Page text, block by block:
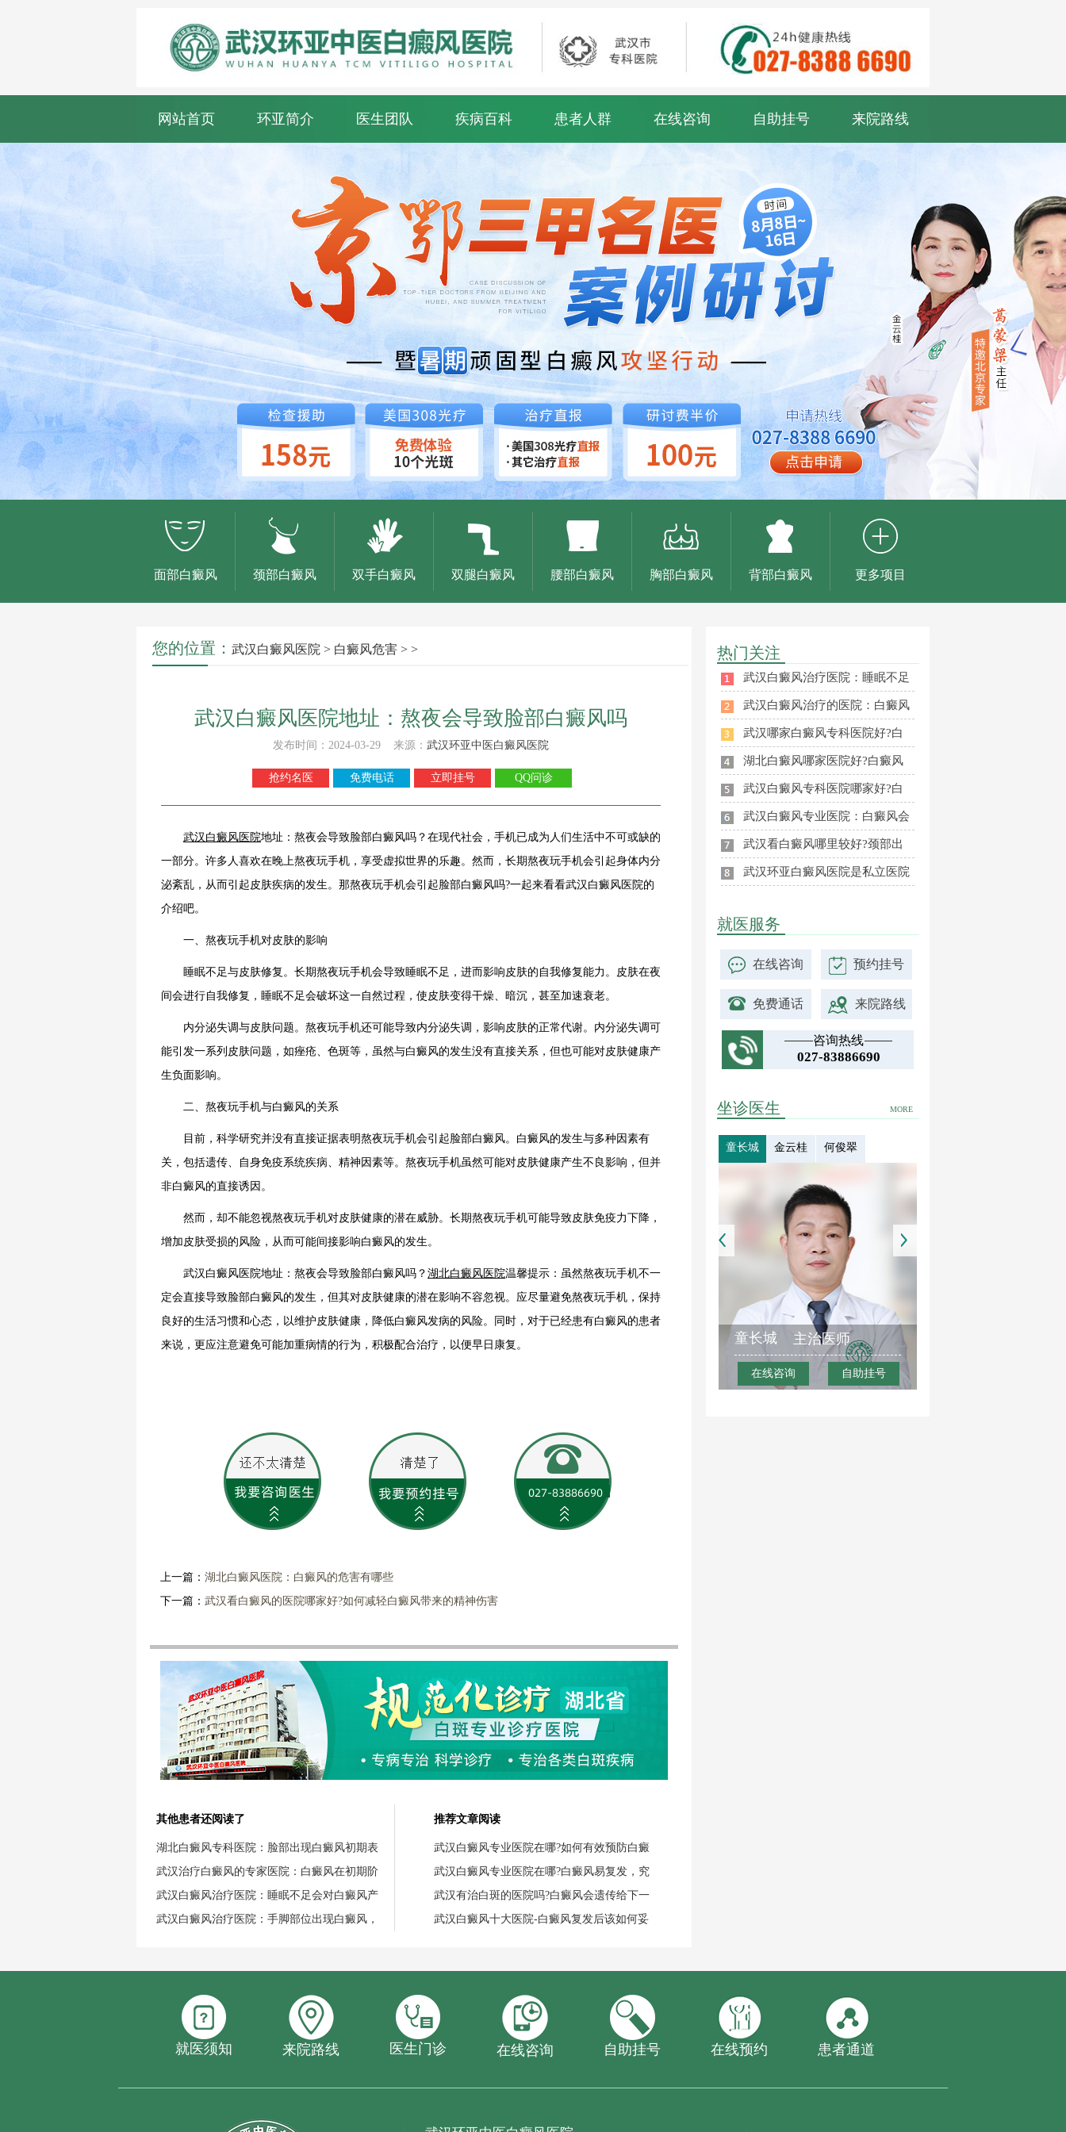
网站首页 环亚简介 医生团队 疾病百科 患者人群 在线咨询 自助挂号 来院路线
面部白癜风 颈部白癜风 双手白癜风 双腿白癜风 腰部白癜风 胸部白癜风 背部白癜风 更多项目
您的位置： 武汉白癜风医院 > 白癜风危害 > >
武汉白癜风医院地址：熬夜会导致脸部白癜风吗
发布时间：2024-03-29 来源： 武汉环亚中医白癜风医院
抢约名医 免费电话 立即挂号 QQ问诊
武汉白癜风医院地址：熬夜会导致脸部白癜风吗？在现代社会，手机已成为人们生活中不可或缺的
一部分。许多人喜欢在晚上熬夜玩手机，享受虚拟世界的乐趣。然而，长期熬夜玩手机会引起身体内分
泌紊乱，从而引起皮肤疾病的发生。那熬夜玩手机会引起脸部白癜风吗?一起来看看武汉白癜风医院的
介绍吧。
一、熬夜玩手机对皮肤的影响
睡眠不足与皮肤修复。长期熬夜玩手机会导致睡眠不足，进而影响皮肤的自我修复能力。皮肤在夜
间会进行自我修复，睡眠不足会破坏这一自然过程，使皮肤变得干燥、暗沉，甚至加速衰老。
内分泌失调与皮肤问题。熬夜玩手机还可能导致内分泌失调，影响皮肤的正常代谢。内分泌失调可
能引发一系列皮肤问题，如痤疮、色斑等，虽然与白癜风的发生没有直接关系，但也可能对皮肤健康产
生负面影响。
二、熬夜玩手机与白癜风的关系
目前，科学研究并没有直接证据表明熬夜玩手机会引起脸部白癜风。白癜风的发生与多种因素有
关，包括遗传、自身免疫系统疾病、精神因素等。熬夜玩手机虽然可能对皮肤健康产生不良影响，但并
非白癜风的直接诱因。
然而，却不能忽视熬夜玩手机对皮肤健康的潜在威胁。长期熬夜玩手机可能导致皮肤免疫力下降，
增加皮肤受损的风险，从而可能间接影响白癜风的发生。
武汉白癜风医院地址：熬夜会导致脸部白癜风吗？ 湖北白癜风医院温馨提示：虽然熬夜玩手机不一
定会直接导致脸部白癜风的发生，但其对皮肤健康的潜在影响不容忽视。应尽量避免熬夜玩手机，保持
良好的生活习惯和心态，以维护皮肤健康，降低白癜风发病的风险。同时，对于已经患有白癜风的患者
来说，更应注意避免可能加重病情的行为，积极配合治疗，以便早日康复。
上一篇： 湖北白癜风医院：白癜风的危害有哪些
下一篇： 武汉看白癜风的医院哪家好?如何减轻白癜风带来的精神伤害
其他患者还阅读了
湖北白癜风专科医院：脸部出现白癜风初期表
武汉治疗白癜风的专家医院：白癜风在初期阶
武汉白癜风治疗医院：睡眠不足会对白癜风产
武汉白癜风治疗医院：手脚部位出现白癜风，
推荐文章阅读
武汉白癜风专业医院在哪?如何有效预防白癜
武汉白癜风专业医院在哪?白癜风易复发，究
武汉有治白斑的医院吗?白癜风会遗传给下一
武汉白癜风十大医院-白癜风复发后该如何妥
热门关注
武汉白癜风治疗医院：睡眠不足
武汉白癜风治疗的医院：白癜风
武汉哪家白癜风专科医院好?白
湖北白癜风哪家医院好?白癜风
武汉白癜风专科医院哪家好?白
武汉白癜风专业医院：白癜风会
武汉看白癜风哪里较好?颈部出
武汉环亚白癜风医院是私立医院
就医服务
在线咨询 预约挂号
免费通话 来院路线
咨询热线
027-83886690
MORE
坐诊医生
童长城 金云桂 何俊翠
童长城 主治医师
在线咨询 自助挂号
就医须知 来院路线 医生门诊 在线咨询 自助挂号 在线预约 患者通道